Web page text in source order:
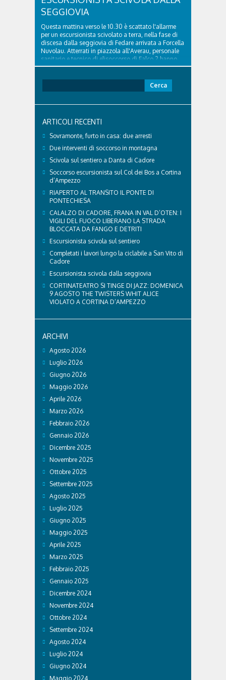
SEGGIOVIA
Questa mattina verso le 10.30 è scattato l'allarme
per un escursionista scivolato a terra, nella fase di
discesa dalla seggiovia di Fedare arrivata a Forcella
Nuvolau. Atterrati in piazzola all'Averau, personale
sanitario e tecnico di elisoccorso di Falco 2 hanno
raggiunto il 74enne di Teolo...
per:
ARTICOLI RECENTI
Sovramonte, furto in casa: due arresti
Due interventi di soccorso in montagna
Scivola sul sentiero a Danta di Cadore
Soccorso escursionista sul Col dei Bos a Cortina
d’Ampezzo
RIAPERTO AL TRANSITO IL PONTE DI
PONTECHIESA
CALALZO DI CADORE, FRANA IN VAL D’OTEN: I
VIGILI DEL FUOCO LIBERANO LA STRADA
BLOCCATA DA FANGO E DETRITI
Escursionista scivola sul sentiero
Completati i lavori lungo la ciclabile a San Vito di
Cadore
Escursionista scivola dalla seggiovia
CORTINATEATRO SI TINGE DI JAZZ: DOMENICA
9 AGOSTO THE TWISTERS WHIT ALICE
VIOLATO A CORTINA D’AMPEZZO
ARCHIVI
Agosto 2026
Luglio 2026
Giugno 2026
Maggio 2026
Aprile 2026
Marzo 2026
Febbraio 2026
Gennaio 2026
Dicembre 2025
Novembre 2025
Ottobre 2025
Settembre 2025
Agosto 2025
Luglio 2025
Giugno 2025
Maggio 2025
Aprile 2025
Marzo 2025
Febbraio 2025
Gennaio 2025
Dicembre 2024
Novembre 2024
Ottobre 2024
Settembre 2024
Agosto 2024
Luglio 2024
Giugno 2024
Maggio 2024